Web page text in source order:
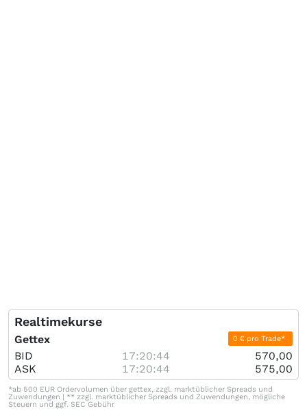
Realtimekurse
Gettex 0 € pro Trade*
BID 17:20:44
570,00
ASK
17:20:44 575,00
*ab 500 EUR Ordervolumen über gettex, zzgl. marktüblicher Spreads und
Zuwendungen | ** zzgl. marktüblicher Spreads und Zuwendungen, mögliche
Steuern und ggf. SEC Gebühr